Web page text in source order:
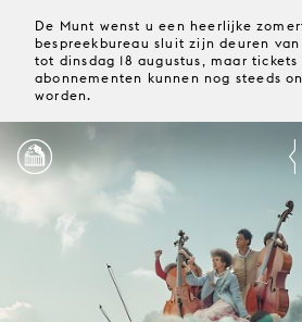
De Munt wenst u een heerlijke
bespreekbureau sluit zijn deuren
tot dinsdag 18 augustus, maar tickets
abonnementen kunnen nog steeds
worden.